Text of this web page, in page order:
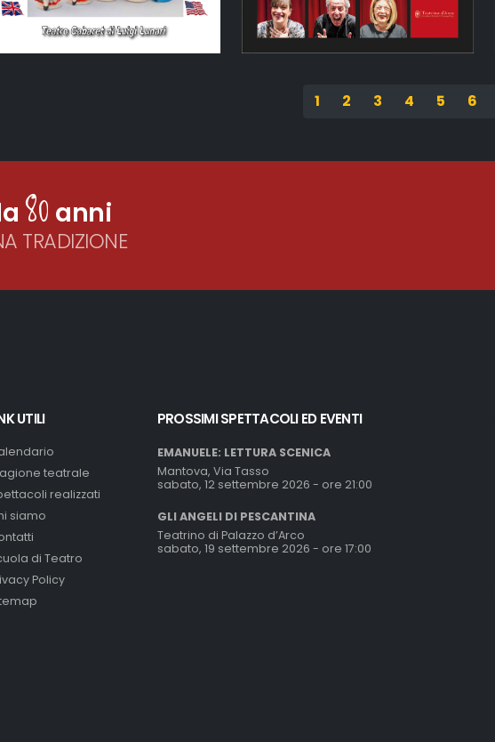
1 2 3 4 5 6
80 anni
TRADIZIONE
UTILI
teatrale
realizzati
siamo
di Teatro
Policy
PROSSIMI SPETTACOLI ED EVENTI
EMANUELE: LETTURA SCENICA
Mantova, Via Tasso
sabato, 12 settembre 2026 - ore 21:00
GLI ANGELI DI PESCANTINA
Teatrino di Palazzo d’Arco
sabato, 19 settembre 2026 - ore 17:00